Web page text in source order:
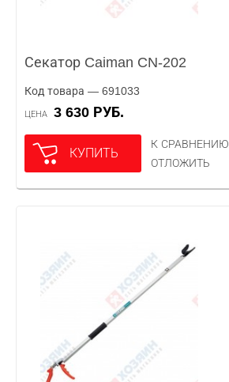
Секатор Caiman CN-202
Код товара — 691033
ЦЕНА 3 630 РУБ.
КУПИТЬ
К СРАВНЕНИЮ
ОТЛОЖИТЬ